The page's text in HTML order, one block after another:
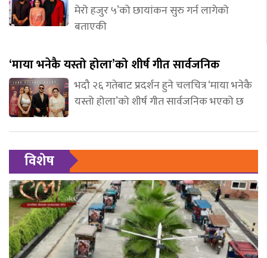
मेरो हजुर ५’को छायांकन सुरु गर्न लागेको
बताएकी
‘माया भनेकै यस्तो होला’को शीर्ष गीत सार्वजनिक
भदौ २६ गतेबाट प्रदर्शन हुने चलचित्र ‘माया भनेकै
यस्तो होला’को शीर्ष गीत सार्वजनिक भएको छ
विशेष